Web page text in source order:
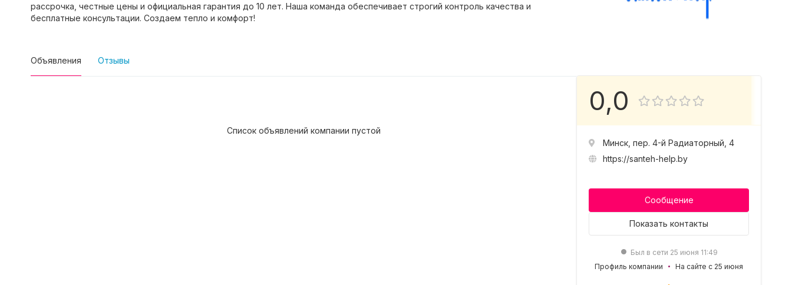
рассрочка, честные цены и официальная гарантия до 10 лет. Наша команда обеспечивает строгий контроль качества и
бесплатные консультации. Создаем тепло и комфорт!
Объявления Отзывы
Список объявлений компании пустой
0,0
Минск, пер. 4-й Радиаторный, 4
https://santeh-help.by
Сообщение
Показать контакты
Был в сети 25 июня 11:49
Профиль компании
На сайте с 25 июня